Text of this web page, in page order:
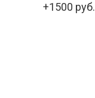
+1500 руб.